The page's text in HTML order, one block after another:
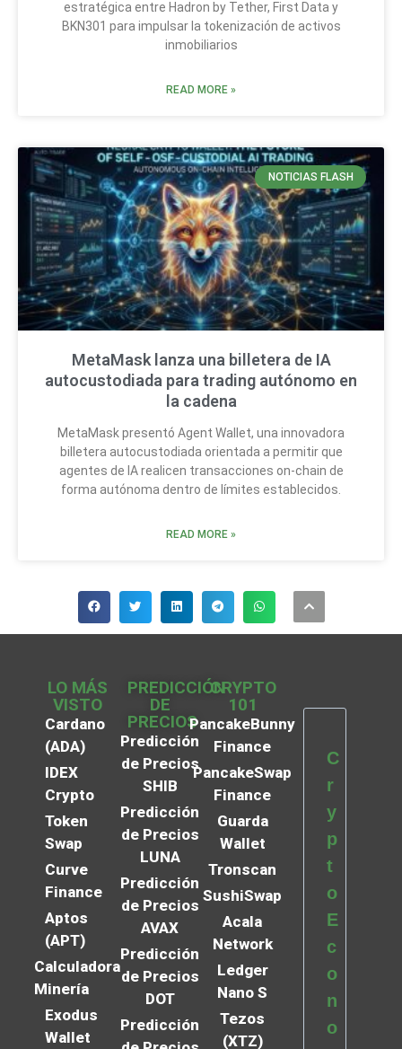
estratégica entre Hadron by Tether, First Data y
BKN301 para impulsar la tokenización de activos
inmobiliarios
READ MORE »
NOTICIAS FLASH
MetaMask lanza una billetera de IA
autocustodiada para trading autónomo en
la cadena
MetaMask presentó Agent Wallet, una innovadora
billetera autocustodiada orientada a permitir que
agentes de IA realicen transacciones on-chain de
forma autónoma dentro de límites establecidos.
READ MORE »
LO MÁS
VISTO
Cardano
(ADA)
IDEX
Crypto
Token
Swap
Curve
Finance
Aptos
(APT)
Calculadora
Minería
Exodus
Wallet
PREDICCIÓN
DE
PRECIOS
Predicción
de Precios
SHIB
Predicción
de Precios
LUNA
Predicción
de Precios
AVAX
Predicción
de Precios
DOT
Predicción
CRYPTO
101
PancakeBunny
Finance
PancakeSwap
Finance
Guarda
Wallet
Tronscan
SushiSwap
Acala
Network
Ledger
Nano S
Tezos
(XTZ)
C
r
y
p
t
o
E
c
o
n
o